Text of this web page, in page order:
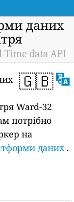
даних
Time data API
🇬🇧
Ward-32
потрібно
на
даних.